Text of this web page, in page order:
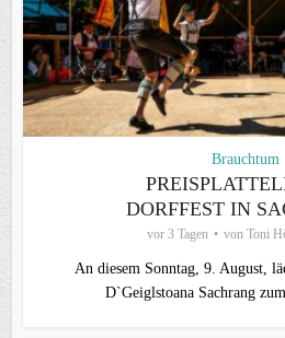
Brauchtum
DORFFEST IN
vor 3 Tagen von Toni
An diesem Sonntag, 9. August,
D`Geiglstoana Sachrang